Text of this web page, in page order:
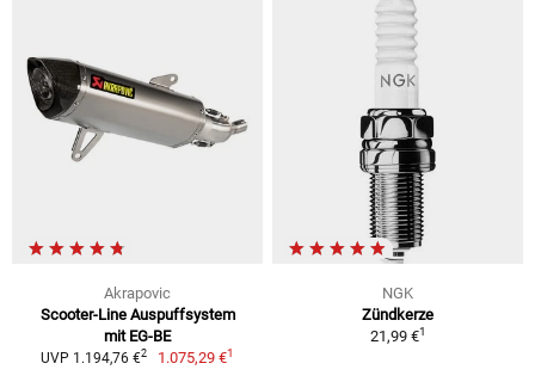
Akrapovic
Scooter-Line Auspuffsystem
mit EG-BE
UVP 1.194,76 €2 1.075,29 €1
NGK
Zündkerze
21,99 €1